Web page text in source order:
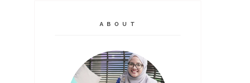
A B O U T